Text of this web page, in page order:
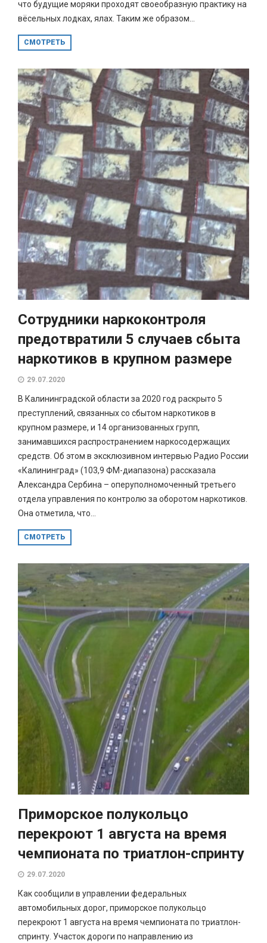
что будущие моряки проходят своеобразную практику на
вёсельных лодках, ялах. Таким же образом...
СМОТРЕТЬ
Сотрудники наркоконтроля
предотвратили 5 случаев сбыта
наркотиков в крупном размере
29.07.2020
В Калининградской области за 2020 год раскрыто 5
преступлений, связанных со сбытом наркотиков в
крупном размере, и 14 организованных групп,
занимавшихся распространением наркосодержащих
средств. Об этом в эксклюзивном интервью Радио России
«Калининград» (103,9 ФМ-диапазона) рассказала
Александра Сербина – оперуполномоченный третьего
отдела управления по контролю за оборотом наркотиков.
Она отметила, что...
СМОТРЕТЬ
Приморское полукольцо
перекроют 1 августа на время
чемпионата по триатлон-спринту
29.07.2020
Как сообщили в управлении федеральных
автомобильных дорог, приморское полукольцо
перекроют 1 августа на время чемпионата по триатлон-
спринту. Участок дороги по направлению из